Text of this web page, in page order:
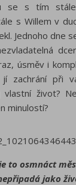
se s tím stále
s Willem v
Jednoho dne
úsměv i
zachrání při
život?
minulostí?
to osmnáct
jako